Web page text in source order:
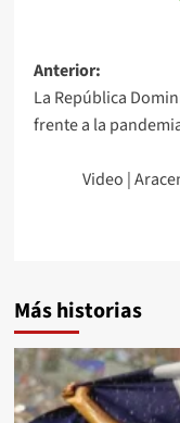
Anterior:
La República
frente a la
Video |
Más historias